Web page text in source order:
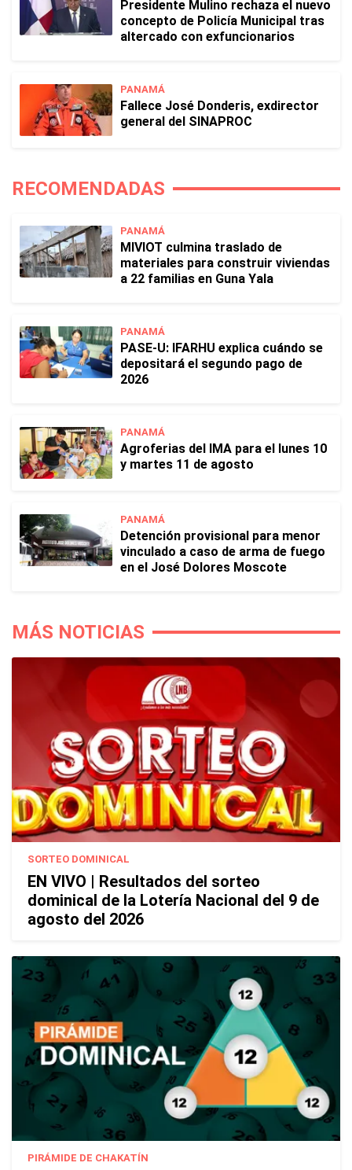
Presidente Mulino rechaza el nuevo
concepto de Policía Municipal tras
altercado con exfuncionarios
PANAMÁ
Fallece José Donderis, exdirector
general del SINAPROC
RECOMENDADAS
PANAMÁ
MIVIOT culmina traslado de
materiales para construir viviendas
a 22 familias en Guna Yala
PANAMÁ
PASE-U: IFARHU explica cuándo se
depositará el segundo pago de
2026
PANAMÁ
Agroferias del IMA para el lunes 10
y martes 11 de agosto
PANAMÁ
Detención provisional para menor
vinculado a caso de arma de fuego
en el José Dolores Moscote
MÁS NOTICIAS
SORTEO DOMINICAL
EN VIVO | Resultados del sorteo
dominical de la Lotería Nacional del 9 de
agosto del 2026
PIRÁMIDE DE CHAKATÍN